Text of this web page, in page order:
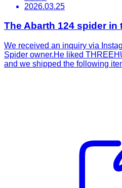
2026.03.25
The Abarth 124 spider in
We received an inquiry via
Spider owner.He liked
and we shipped the following